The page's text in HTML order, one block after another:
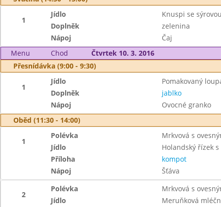
1
Jídlo
Knuspi se
Doplněk
zelenina
Nápoj
Čaj
Menu
Chod
Čtvrtek 10. 3. 2016
Přesnídávka (9:00 - 9:30)
1
Jídlo
Pomakovaný
Doplněk
jablko
Nápoj
Ovocné granko
Oběd (11:30 - 14:00)
1
Polévka
Mrkvová s
Jídlo
Holandský řízek
Příloha
kompot
Nápoj
Šťáva
2
Polévka
Mrkvová s
Jídlo
Meruňková